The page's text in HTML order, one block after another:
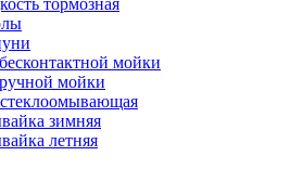
тормозная
мойки
мойки
зимняя
летняя